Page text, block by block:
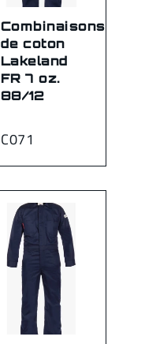
C071
Combinaisons
de coton
Lakeland
FR 7 oz.
88/12